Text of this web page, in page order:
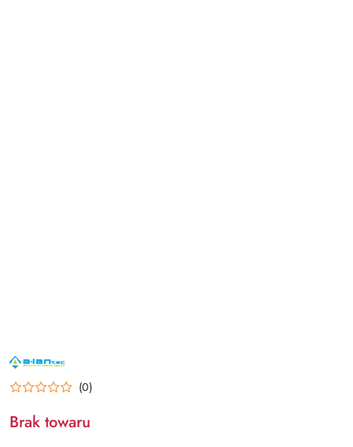
NAZWA
PRODUCENTA:
ALANTEC (0)
Brak towaru